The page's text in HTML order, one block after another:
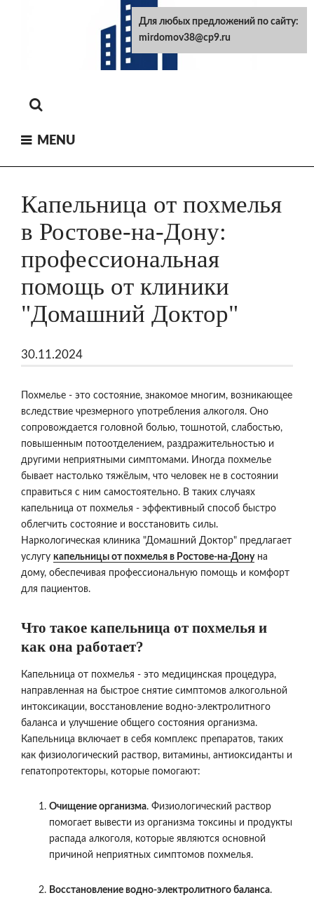
MENU
Капельница от похмелья
в Ростове-на-Дону:
профессиональная
помощь от клиники
"Домашний Доктор"
30.11.2024
Похмелье - это состояние, знакомое многим, возникающее
вследствие чрезмерного употребления алкоголя. Оно
сопровождается головной болью, тошнотой, слабостью,
повышенным потоотделением, раздражительностью и
другими неприятными симптомами. Иногда похмелье
бывает настолько тяжёлым, что человек не в состоянии
справиться с ним самостоятельно. В таких случаях
капельница от похмелья - эффективный способ быстро
облегчить состояние и восстановить силы.
Наркологическая клиника "Домашний Доктор" предлагает
услугу капельницы от похмелья в Ростове-на-Донуна
дому, обеспечивая профессиональную помощь и комфорт
для пациентов.
Что такое капельница от похмелья и
как она работает?
Капельница от похмелья - это медицинская процедура,
направленная на быстрое снятие симптомов алкогольной
интоксикации, восстановление водно-электролитного
баланса и улучшение общего состояния организма.
Капельница включает в себя комплекс препаратов, таких
как физиологический раствор, витамины, антиоксиданты и
гепатопротекторы, которые помогают:
Очищение организма. Физиологический раствор
помогает вывести из организма токсины и продукты
распада алкоголя, которые являются основной
причиной неприятных симптомов похмелья.
Восстановление водно-электролитного баланса.
Для любых предложений по сайту:
mirdomov38@cp9.ru